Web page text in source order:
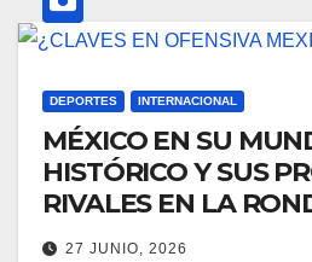
DEPORTES INTERNACIONAL
MÉXICO EN SU
HISTÓRICO Y SUS
RIVALES EN LA
27 JUNIO, 2026